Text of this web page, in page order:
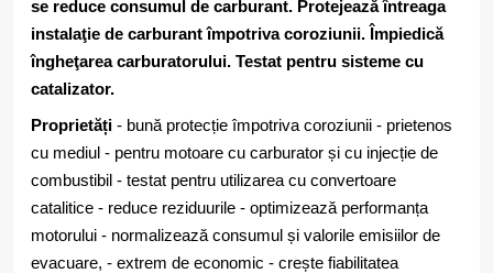
se reduce consumul de carburant. Protejează întreaga
instalaţie de carburant împotriva coroziunii. Împiedică
îngheţarea carburatorului. Testat pentru sisteme cu
catalizator.
Proprietăți - bună protecție împotriva coroziunii - prietenos
cu mediul - pentru motoare cu carburator și cu injecție de
combustibil - testat pentru utilizarea cu convertoare
catalitice - reduce reziduurile - optimizează performanța
motorului - normalizează consumul și valorile emisiilor de
evacuare, - extrem de economic - crește fiabilitatea